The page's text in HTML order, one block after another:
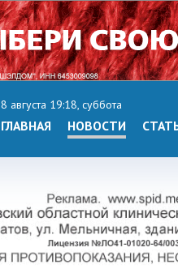
8 августа 19:18, суббота
ГЛАВНАЯ НОВОСТИ